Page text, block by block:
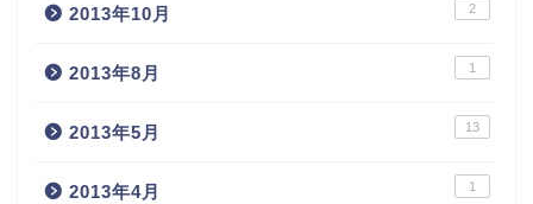
2013年10月 2
2013年8月 1
2013年5月 13
2013年4月 1